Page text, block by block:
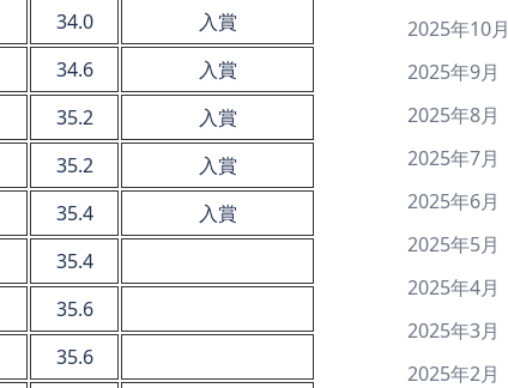
34.0
入賞
34.6
入賞
35.2
入賞
35.2
入賞
35.4
入賞
35.4
35.6
35.6
2025年10月
2025年9月
2025年8月
2025年7月
2025年6月
2025年5月
2025年4月
2025年3月
2025年2月